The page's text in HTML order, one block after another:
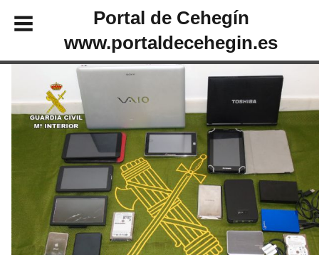
Portal de Cehegín
www.portaldecehegin.es